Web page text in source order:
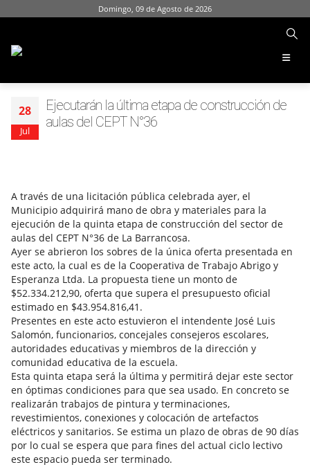
Domingo, 09 de Agosto de 2026
28
Jul
Ejecutarán la última etapa de construcción de
aulas del CEPT N°36
A través de una licitación pública celebrada ayer, el
Municipio adquirirá mano de obra y materiales para la
ejecución de la quinta etapa de construcción del sector de
aulas del CEPT N°36 de La Barrancosa.
Ayer se abrieron los sobres de la única oferta presentada en
este acto, la cual es de la Cooperativa de Trabajo Abrigo y
Esperanza Ltda. La propuesta tiene un monto de
$52.334.212,90, oferta que supera el presupuesto oficial
estimado en $43.954.816,41.
Presentes en este acto estuvieron el intendente José Luis
Salomón, funcionarios, concejales consejeros escolares,
autoridades educativas y miembros de la dirección y
comunidad educativa de la escuela.
Esta quinta etapa será la última y permitirá dejar este sector
en óptimas condiciones para que sea usado. En concreto se
realizarán trabajos de pintura y terminaciones,
revestimientos, conexiones y colocación de artefactos
eléctricos y sanitarios. Se estima un plazo de obras de 90 días
por lo cual se espera que para fines del actual ciclo lectivo
este espacio pueda ser terminado.